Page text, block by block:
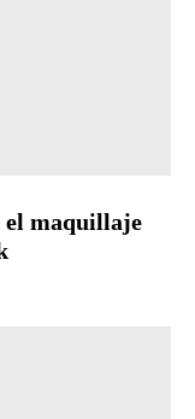
el maquillaje